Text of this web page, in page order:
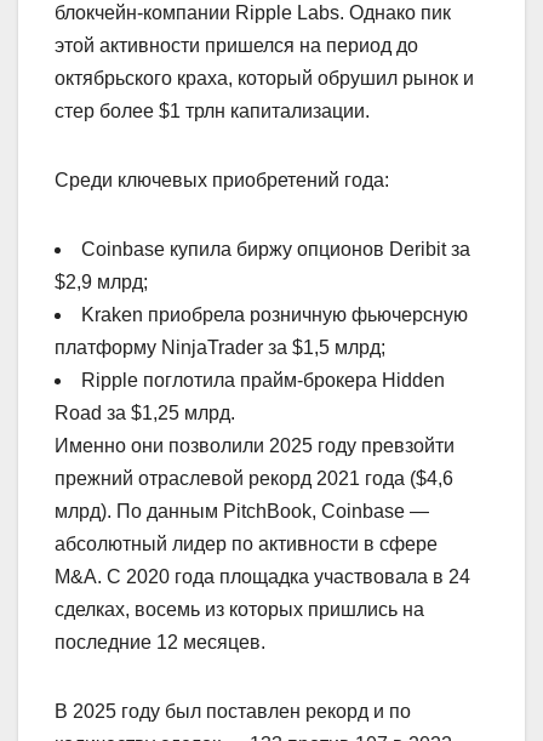
блокчейн-компании Ripple Labs. Однако пик
этой активности пришелся на период до
октябрьского краха, который обрушил рынок и
стер более $1 трлн капитализации.
Среди ключевых приобретений года:
Coinbase купила биржу опционов Deribit за
$2,9 млрд;
Kraken приобрела розничную фьючерсную
платформу NinjaTrader за $1,5 млрд;
Ripple поглотила прайм-брокера Hidden
Road за $1,25 млрд.
Именно они позволили 2025 году превзойти
прежний отраслевой рекорд 2021 года ($4,6
млрд). По данным PitchBook, Coinbase —
абсолютный лидер по активности в сфере
M&A. С 2020 года площадка участвовала в 24
сделках, восемь из которых пришлись на
последние 12 месяцев.
В 2025 году был поставлен рекорд и по